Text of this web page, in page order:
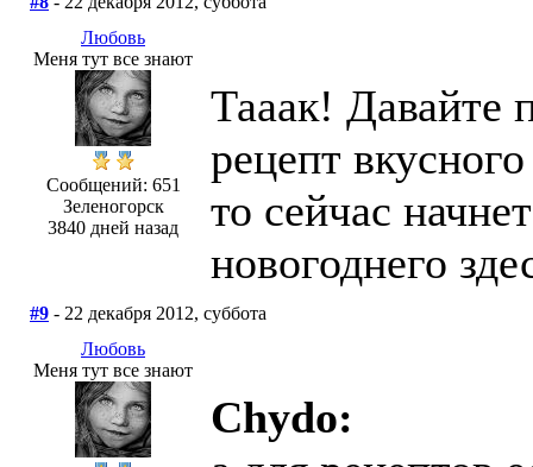
Любовь
Меня тут все знают
Сообщений: 651
Зеленогорск
3840 дней назад
Тааак! Давайте
рецепт
то сейчас
новогоднего
#9 - 22 декабря 2012, суббота
Любовь
Меня тут все знают
Chydo: